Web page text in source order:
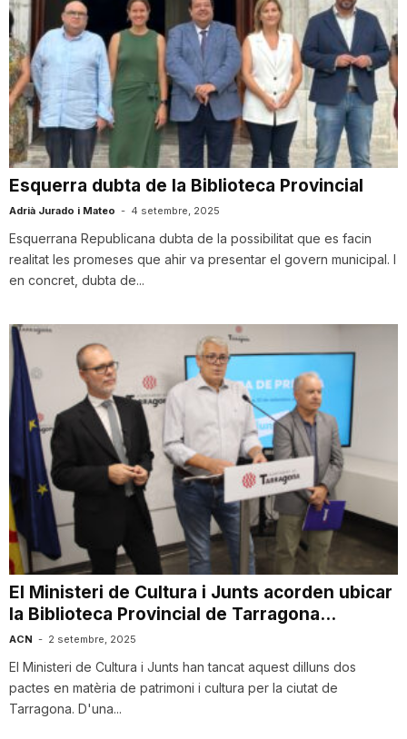
Esquerra dubta de la Biblioteca Provincial
Adrià Jurado i Mateo - 4 setembre, 2025
Esquerrana Republicana dubta de la possibilitat que es facin
realitat les promeses que ahir va presentar el govern municipal. I
en concret, dubta de...
El Ministeri de Cultura i Junts acorden ubicar
la Biblioteca Provincial de Tarragona...
ACN - 2 setembre, 2025
El Ministeri de Cultura i Junts han tancat aquest dilluns dos
pactes en matèria de patrimoni i cultura per la ciutat de
Tarragona. D'una...